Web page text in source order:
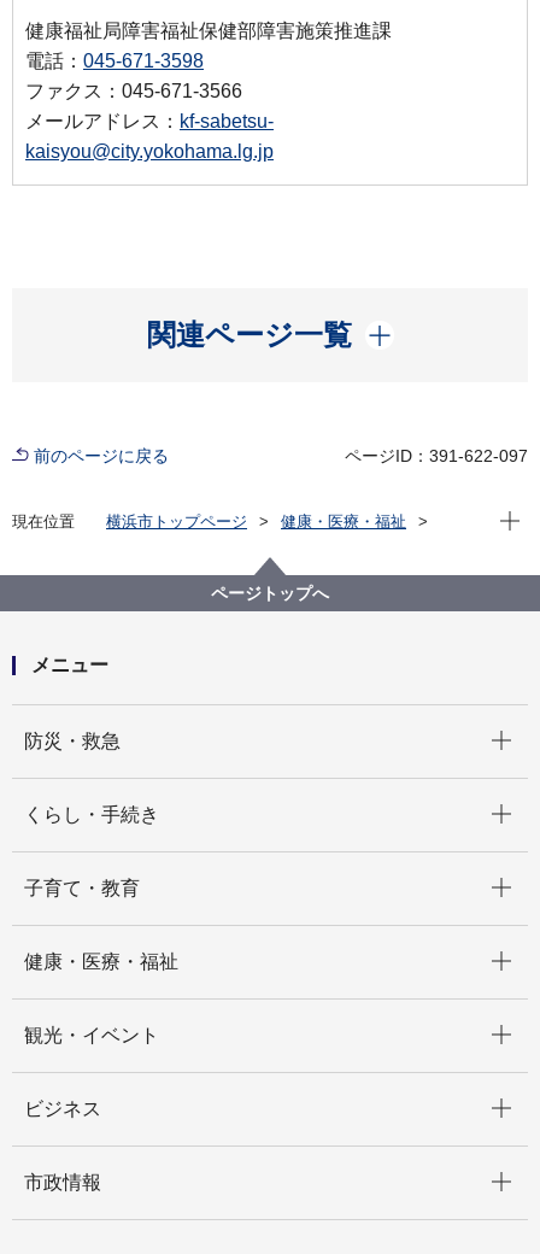
健康福祉局障害福祉保健部障害施策推進課
電話： 045-671-3598
ファクス：045-671-3566
メールアドレス： kf-sabetsu-
kaisyou@city.yokohama.lg.jp
関連ページ一覧
開く
前のページに戻る ページID：391-622-097
現在位置 横浜市トップページ
健康・医療・福祉
障害者差別解消法への対応
精神障害
（障害者差別事例19）精神障害 役所の窓口等
現在
ページトップへ
メニュー
防災・救急
くらし・手続き
子育て・教育
健康・医療・福祉
観光・イベント
ビジネス
市政情報